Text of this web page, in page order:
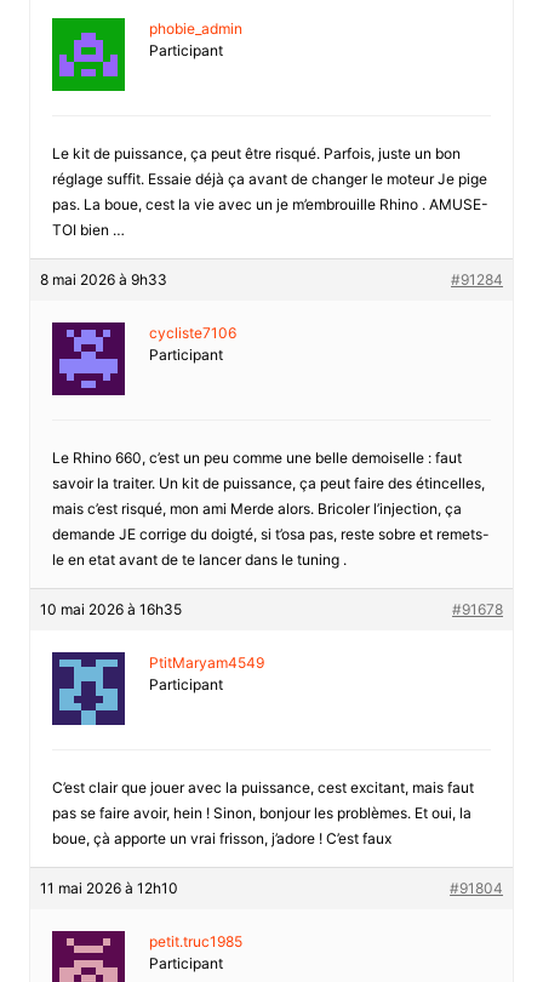
phobie_admin
Participant
Le kit de puissance, ça peut être risqué. Parfois, juste un bon
réglage suffit. Essaie déjà ça avant de changer le moteur Je pige
pas. La boue, cest la vie avec un je m’embrouille Rhino . AMUSE-
TOI bien …
8 mai 2026 à 9h33 #91284
cycliste7106
Participant
Le Rhino 660, c’est un peu comme une belle demoiselle : faut
savoir la traiter. Un kit de puissance, ça peut faire des étincelles,
mais c’est risqué, mon ami Merde alors. Bricoler l’injection, ça
demande JE corrige du doigté, si t’osa pas, reste sobre et remets-
le en etat avant de te lancer dans le tuning .
10 mai 2026 à 16h35 #91678
PtitMaryam4549
Participant
C’est clair que jouer avec la puissance, cest excitant, mais faut
pas se faire avoir, hein ! Sinon, bonjour les problèmes. Et oui, la
boue, çà apporte un vrai frisson, j’adore ! C’est faux
11 mai 2026 à 12h10 #91804
petit.truc1985
Participant